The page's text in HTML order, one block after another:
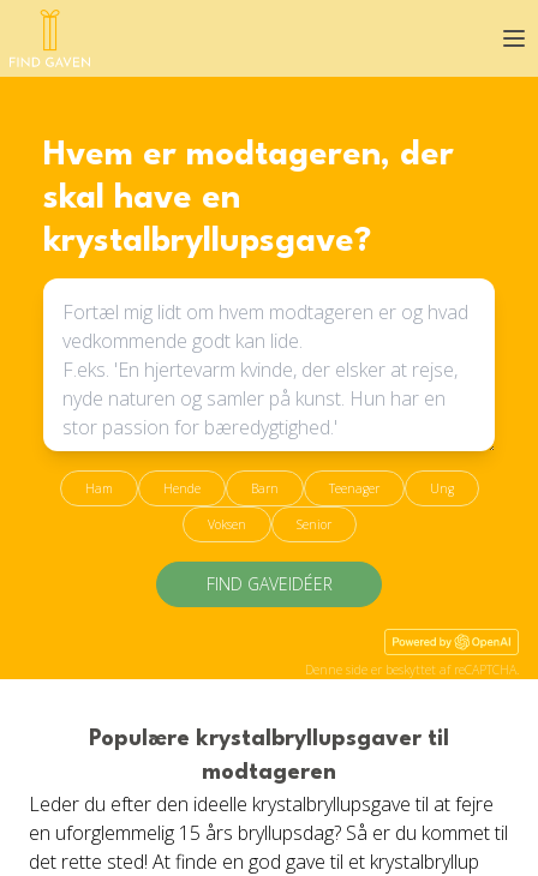
Hvem er modtageren, der
skal have en
krystalbryllupsgave?
Ham Hende Barn Teenager Ung
Voksen Senior
FIND GAVEIDÉER
Denne side er beskyttet af reCAPTCHA.
Populære krystalbryllupsgaver til
modtageren
Leder du efter den ideelle krystalbryllupsgave til at fejre
en uforglemmelig 15 års bryllupsdag? Så er du kommet til
det rette sted! At finde en god gave til et krystalbryllup